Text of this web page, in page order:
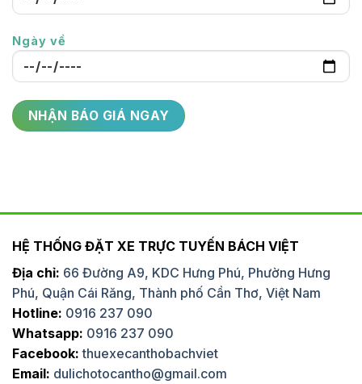
Ngày về
HỆ THỐNG ĐẶT XE TRỰC TUYẾN BÁCH VIỆT
Địa chỉ: 66 Đường A9, KDC Hưng Phú, Phường Hưng
Phú, Quận Cái Răng, Thành phố Cần Thơ, Việt Nam
Hotline: 0916 237 090
Whatsapp: 0916 237 090
Facebook: thuexecanthobachviet
Email: dulichotocantho@gmail.com